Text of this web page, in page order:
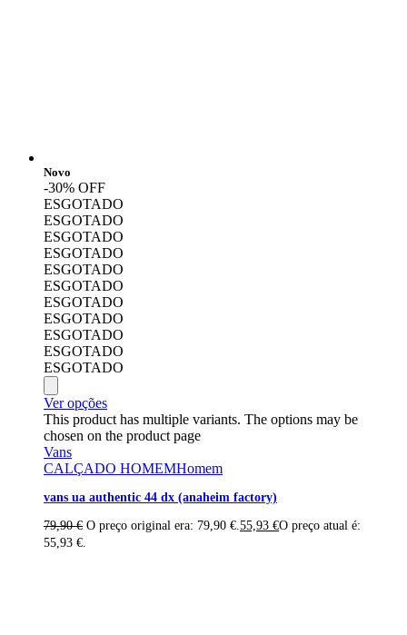
Novo
-30% OFF
ESGOTADO
ESGOTADO
ESGOTADO
ESGOTADO
ESGOTADO
ESGOTADO
ESGOTADO
ESGOTADO
ESGOTADO
ESGOTADO
ESGOTADO
Ver opções
This product has multiple variants. The options may be
chosen on the product page
Vans
CALÇADO HOMEMHomem
vans ua authentic 44 dx (anaheim factory)
79,90€ O preço original era: 79,90 €.55,93 €O preço atual é:
55,93 €.